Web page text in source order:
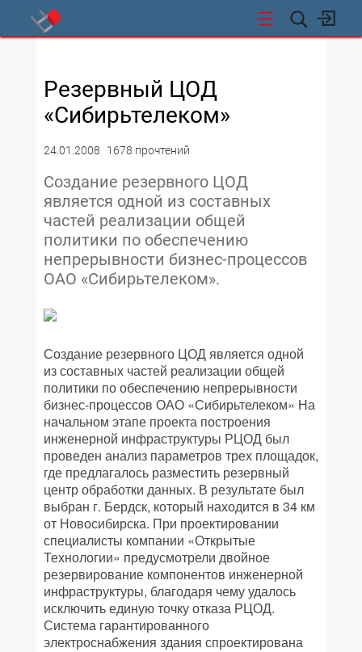
Резервный ЦОД
«Сибирьтелеком»
24.01.2008 1678 прочтений
Создание резервного ЦОД
является одной из составных
частей реализации общей
политики по обеспечению
непрерывности бизнес-процессов
ОАО «Сибирьтелеком».
Создание резервного ЦОД является одной
из составных частей реализации общей
политики по обеспечению непрерывности
бизнес-процессов ОАО «Сибирьтелеком» На
начальном этапе проекта построения
инженерной инфраструктуры РЦОД был
проведен анализ параметров трех площадок,
где предлагалось разместить резервный
центр обработки данных. В результате был
выбран г. Бердск, который находится в 34 км
от Новосибирска. При проектировании
специалисты компании «Открытые
Технологии» предусмотрели двойное
резервирование компонентов инженерной
инфраструктуры, благодаря чему удалось
исключить единую точку отказа РЦОД.
Система гарантированного
электроснабжения здания спроектирована